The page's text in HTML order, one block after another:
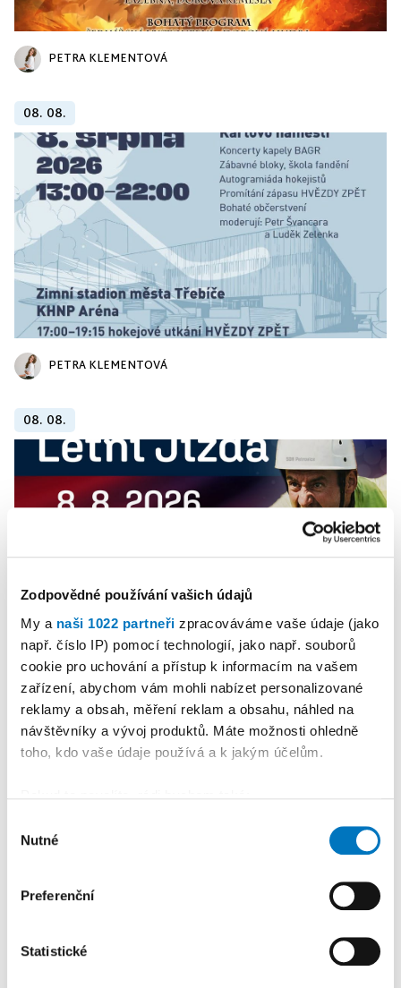
Zodpovědné používání vašich údajů
My a naši 1022 partneři zpracováváme vaše údaje (jako
např. číslo IP) pomocí technologií, jako např. souborů
cookie pro uchování a přístup k informacím na vašem
zařízení, abychom vám mohli nabízet personalizované
reklamy a obsah, měření reklam a obsahu, náhled na
návštěvníky a vývoj produktů. Máte možnosti ohledně
toho, kdo vaše údaje používá a k jakým účelům.
poloze, které mohou být přesné na několik metrů
skenování pro konkrétní charakteristiky (otisk prstu)
Zjistěte více o tom, jak zpracováváme vaše osobní
Svůj souhlas můžete kdykoliv změnit nebo odvolat v
souhlasu
Nutné
Preferenční
Statistické
PETRA KLEMENTOVÁ
08. 08.
PETRA KLEMENTOVÁ
08. 08.
PETRA KLEMENTOVÁ
08. 08.
PREMIUM